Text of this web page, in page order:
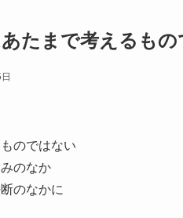
たまで考えるも
のではない
のなか
のなかに